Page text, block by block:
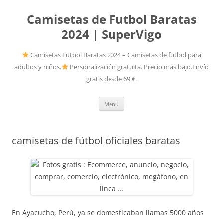
Camisetas de Futbol Baratas
2024 | SuperVigo
Camisetas Futbol Baratas 2024 – Camisetas de futbol para
adultos y niños.
Personalización gratuita. Precio más bajo.Envío
gratis desde 69 €.
Menú
camisetas de fútbol oficiales baratas
En Ayacucho, Perú, ya se domesticaban llamas 5000 años